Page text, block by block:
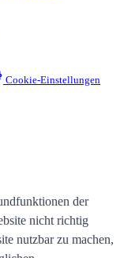
Cookie-Einstellungen
der
nicht richtig
nutzbar zu machen,